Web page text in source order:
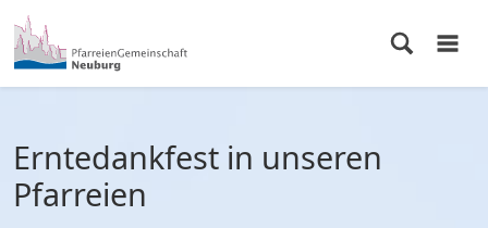
Erntedankfest in unseren
Pfarreien